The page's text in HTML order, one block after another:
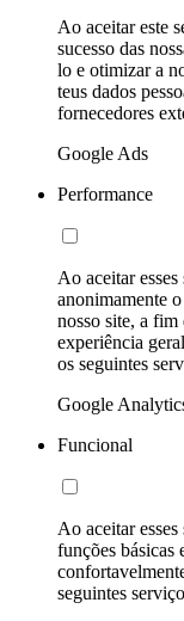
Ao aceitar este
sucesso das
lo e otimizar a
teus dados
fornecedores
Google Ads
Performance
Ao aceitar
anonimamente
nosso site, a
experiência
os seguintes
Google
Funcional
Ao aceitar
funções básicas
seguintes